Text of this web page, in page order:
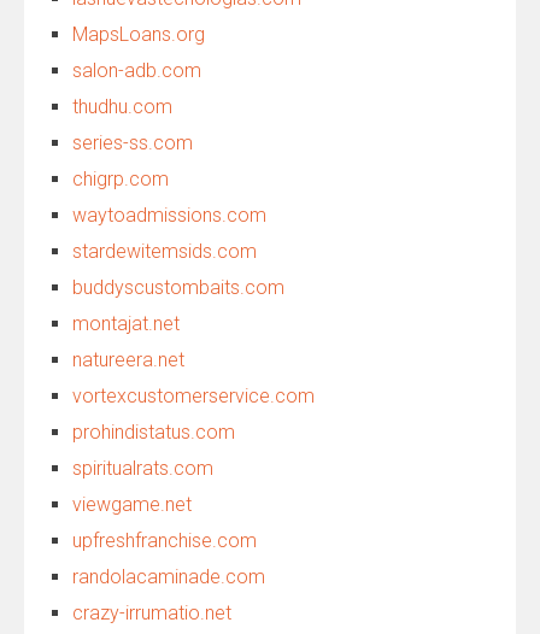
MapsLoans.org
salon-adb.com
thudhu.com
series-ss.com
chigrp.com
waytoadmissions.com
stardewitemsids.com
buddyscustombaits.com
montajat.net
natureera.net
vortexcustomerservice.com
prohindistatus.com
spiritualrats.com
viewgame.net
upfreshfranchise.com
randolacaminade.com
crazy-irrumatio.net